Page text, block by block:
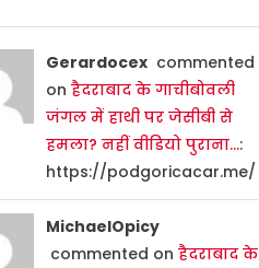
Gerardocexcommented
on हैदराबाद के गाचीबोवली
जंगल में हाथी पर जेसीबी से
हमला? नहीं वीडियो पुराना…:
https://podgoricacar.me/
MichaelOpicy
commented on हैदराबाद के